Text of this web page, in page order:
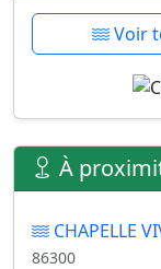
Voir
À
CHAPELLE
86300